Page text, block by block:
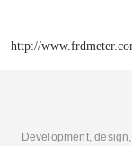
http://
Development,